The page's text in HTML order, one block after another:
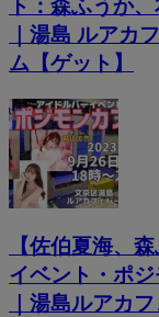
ト：森ふうか
｜湯島 ルアカ
ム【ゲット】
【佐伯夏海、
イベント・ポジ
｜湯島ルアカフ